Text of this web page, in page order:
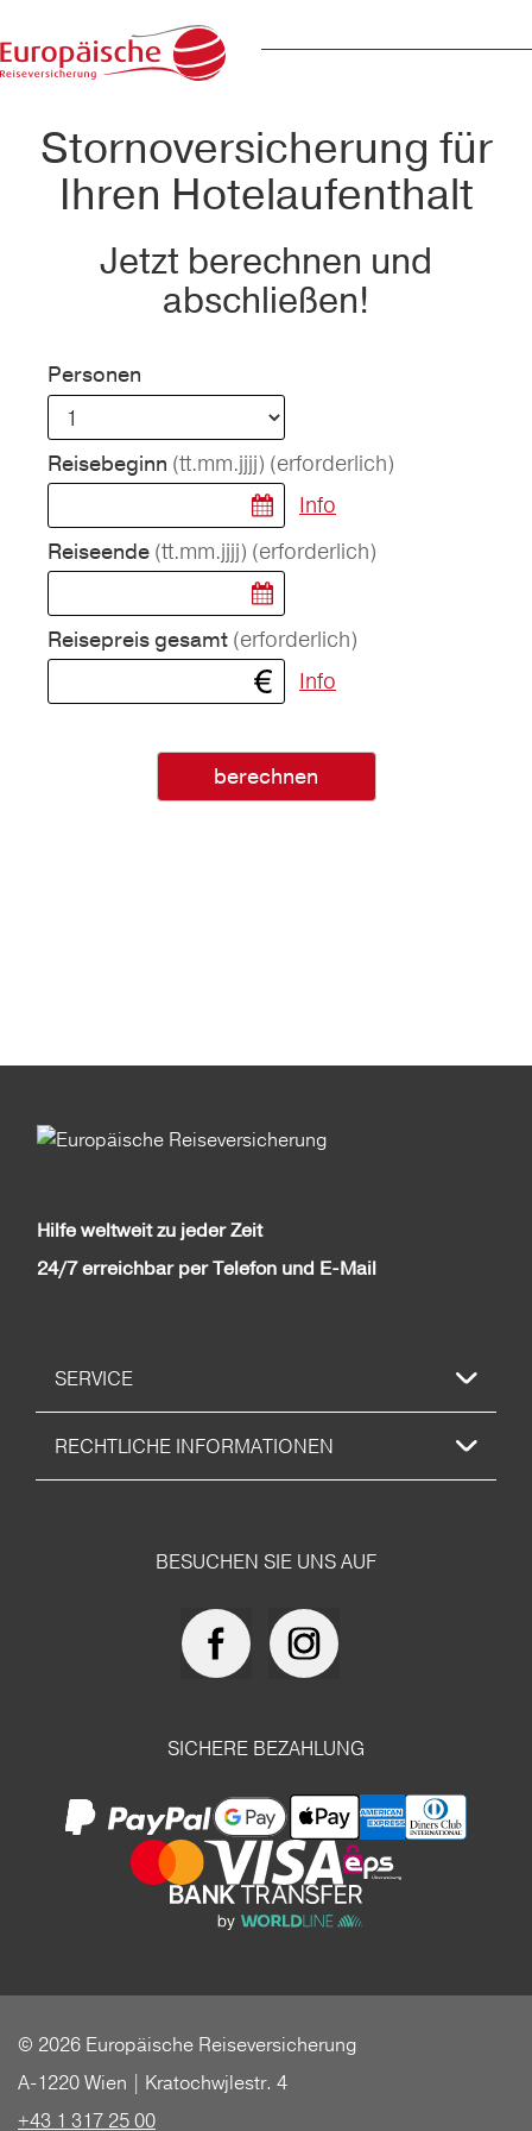
Stornoversicherung für
Ihren Hotelaufenthalt
Jetzt berechnen und
abschließen!
Personen
Reisebeginn (tt.mm.jjjj) (erforderlich)
Info
Reiseende (tt.mm.jjjj) (erforderlich)
Reisepreis gesamt (erforderlich)
Info
berechnen
Hilfe weltweit zu jeder Zeit
24/7 erreichbar per Telefon und E-Mail
SERVICE
RECHTLICHE INFORMATIONEN
BESUCHEN SIE UNS AUF
SICHERE BEZAHLUNG
© 2026 Europäische Reiseversicherung
A-1220 Wien | Kratochwjlestr. 4
+43 1 317 25 00